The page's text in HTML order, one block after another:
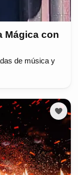
Mágica con
de música y